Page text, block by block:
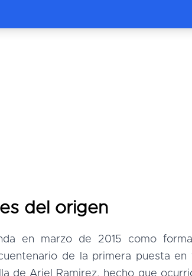
del origen
en marzo de 2015 como
de la primera puesta en